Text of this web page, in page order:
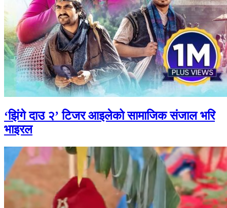
‘झिंगे दाउ २’ टिजर आइलेको सामाजिक संजाल भरि
भाइरल